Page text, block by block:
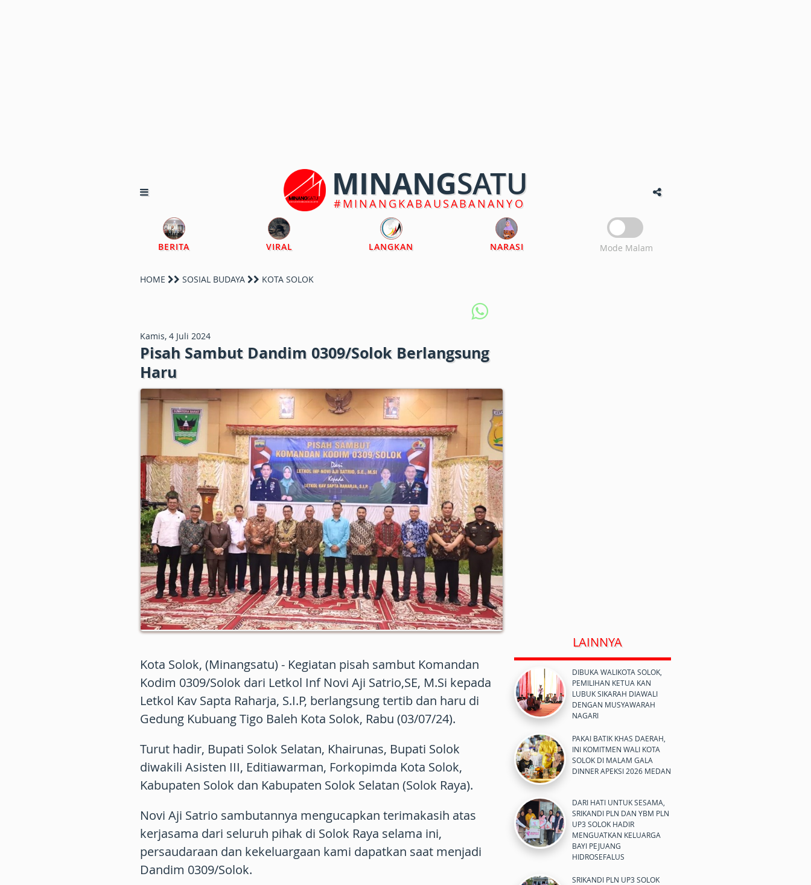
MINANGSATU
#MINANGKABAUSABANANYO
BERITA VIRAL LANGKAN NARASI Mode Malam
HOME SOSIAL BUDAYA KOTA SOLOK
Kamis, 4 Juli 2024
Pisah Sambut Dandim 0309/Solok Berlangsung
Haru
Kota Solok, (Minangsatu) - Kegiatan pisah sambut Komandan
Kodim 0309/Solok dari Letkol Inf Novi Aji Satrio,SE, M.Si kepada
Letkol Kav Sapta Raharja, S.I.P, berlangsung tertib dan haru di
Gedung Kubuang Tigo Baleh Kota Solok, Rabu (03/07/24).
Turut hadir, Bupati Solok Selatan, Khairunas, Bupati Solok
diwakili Asisten III, Editiawarman, Forkopimda Kota Solok,
Kabupaten Solok dan Kabupaten Solok Selatan (Solok Raya).
Novi Aji Satrio sambutannya mengucapkan terimakasih atas
kerjasama dari seluruh pihak di Solok Raya selama ini,
persaudaraan dan kekeluargaan kami dapatkan saat menjadi
Dandim 0309/Solok.
LAINNYA
DIBUKA WALIKOTA SOLOK,
PEMILIHAN KETUA KAN
LUBUK SIKARAH DIAWALI
DENGAN MUSYAWARAH
NAGARI
PAKAI BATIK KHAS DAERAH,
INI KOMITMEN WALI KOTA
SOLOK DI MALAM GALA
DINNER APEKSI 2026 MEDAN
DARI HATI UNTUK SESAMA,
SRIKANDI PLN DAN YBM PLN
UP3 SOLOK HADIR
MENGUATKAN KELUARGA
BAYI PEJUANG
HIDROSEFALUS
SRIKANDI PLN UP3 SOLOK